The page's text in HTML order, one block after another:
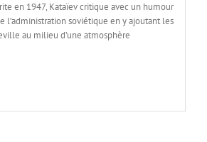
en 1947, Kataïev critique avec un humour
l’administration soviétique en y ajoutant les
au milieu d’une atmosphère